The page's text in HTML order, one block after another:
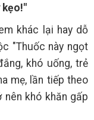
kẹo!"
khác lại hay dỗ
"Thuốc này ngọt
khó uống, trẻ
mẹ, lần tiếp theo
khó khăn gấp